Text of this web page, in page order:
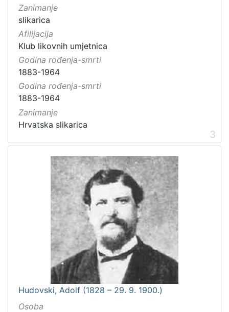
Zanimanje
slikarica
Afilijacija
Klub likovnih umjetnica
Godina rođenja-smrti
1883-1964
Godina rođenja-smrti
1883-1964
Zanimanje
Hrvatska slikarica
3
Hudovski, Adolf (1828 – 29. 9. 1900.)
Osoba